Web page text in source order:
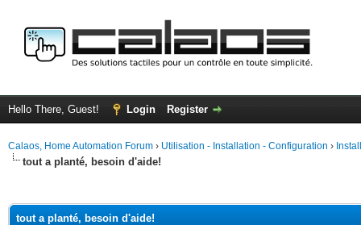
Hello There, Guest! Login Register
Calaos, Home Automation Forum › Utilisation - Installation - Configuration ›
tout a planté, besoin d'aide!
tout a planté, besoin d'aide!